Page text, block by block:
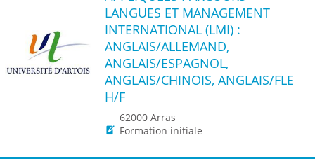
LANGUES ET MANAGEMENT
INTERNATIONAL (LMI) :
ANGLAIS/ALLEMAND,
ANGLAIS/ESPAGNOL,
ANGLAIS/CHINOIS, ANGLAIS/FLE
H/F
62000 Arras
Formation initiale